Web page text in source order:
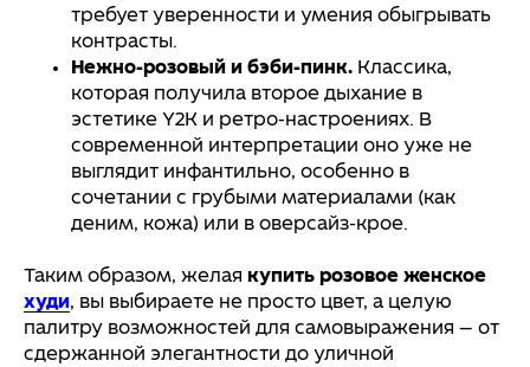
требует уверенности и умения обыгрывать
контрасты.
Нежно-розовый и бэби-пинк. Классика,
которая получила второе дыхание в
эстетике Y2K и ретро-настроениях. В
современной интерпретации оно уже не
выглядит инфантильно, особенно в
сочетании с грубыми материалами (как
деним, кожа) или в оверсайз-крое.
Таким образом, желая купить розовое женское
худи, вы выбираете не просто цвет, а целую
палитру возможностей для самовыражения — от
сдержанной элегантности до уличной